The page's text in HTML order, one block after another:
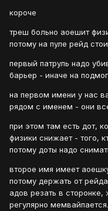
короче
треш больно аоешит
потому на пуле рейд
первый патруль надо
барьер - иначе на
на первом имени у нас
рядом с именем - они
при этом там есть дот,
физики снижает - того,
потому доты надо
второе имя имеет
потому держать от
адов резать в сторонке,
регулярно